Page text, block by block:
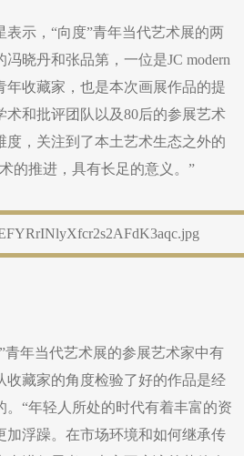
示，“向度”青年当代艺术展的两
晓丹和张品第，一位是JC modern
年收藏家，也是本次画展作品的提
术和批评团队以及80后的参展艺术
度，关注到了本土艺术生态之外的
的推进，具有长足的意义。”
青年当代艺术展的参展艺术家中有
收藏家的角度检验了好的作品是经
。“年轻人所处的时代有着丰富的资
加浮躁。在市场环境和如何继承传